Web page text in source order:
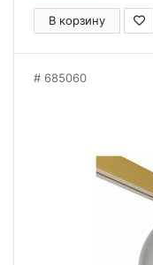
В корзину
685060